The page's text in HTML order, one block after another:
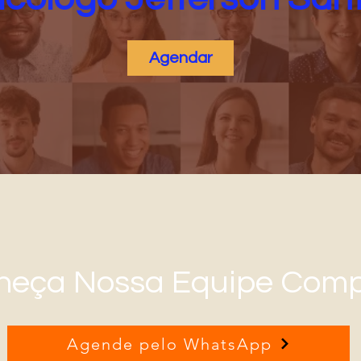
Agendar
Agende pelo WhatsApp
Nossa Equipe